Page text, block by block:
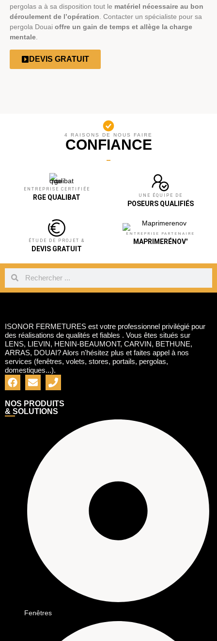
pergolas a à sa disposition tout le matériel nécessaire au bon
déroulement de l’opération. Contacter un spécialiste pour sa
pergola Douai offre un gain de temps et allège la charge
mentale.
DEVIS GRATUIT
4 RAISONS DE NOUS FAIRE
CONFIANCE
ENTREPRISE CERTIFIÉE
RGE QUALIBAT UNE ÉQUIPE DE
POSEURS QUALIFIÉS
ÉTUDE DE PROJET &
DEVIS GRATUIT
ENTREPRISE PARTENAIRE
MAPRIMERÉNOV'
ISONOR FERMETURES est votre professionnel privilégié pour
des réalisations de qualités et fiables . Vous êtes situés sur
LENS, LIEVIN, HENIN-BEAUMONT, CARVIN, BETHUNE,
ARRAS, DOUAI? Alors n'hésitez plus et faites appel à nos
services (fenêtres, volets, stores, portails, pergolas,
domestiques...).
NOS PRODUITS
& SOLUTIONS
Fenêtres